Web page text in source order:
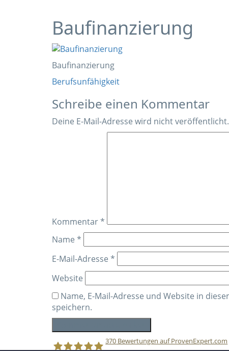
Baufinanzierung
Baufinanzierung
Beitragsnavigation
Berufsunfähigkeit
Schreibe einen Kommentar
Deine E-Mail-Adresse wird nicht veröffentlicht.
Kommentar*
Name *
E-Mail-Adresse *
Website
Name, E-Mail-Adresse und Website in
speichern.
370 Bewertungen auf ProvenExpert.com